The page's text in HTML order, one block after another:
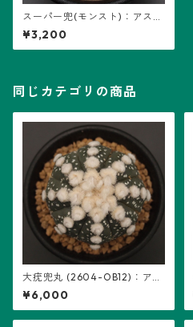
スーパー兜(モンスト)：アスト
ロフィツム属 (B17)
¥3,200
同じカテゴリの商品
大疣兜丸 (2604-OB12)：アス
トロフィツム属 ※実生
¥6,000